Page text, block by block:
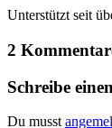
Unterstützt seit
2
Schreibe
Du musst